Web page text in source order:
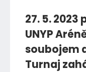
27. 5.
UNYP
soubojem
Turnaj